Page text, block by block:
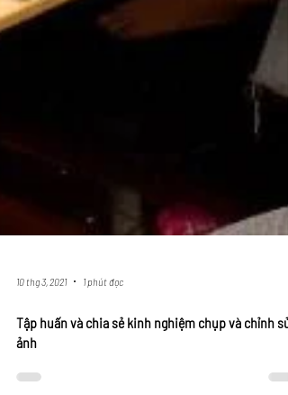
10 thg 3, 2021
Tập huấn và chia sẻ kinh nghiệm chụp và chỉnh sửa